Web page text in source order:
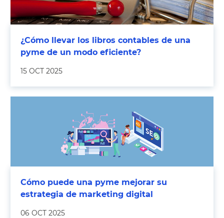
¿Cómo llevar los libros contables de una
pyme de un modo eficiente?
15 OCT 2025
Cómo puede una pyme mejorar su
estrategia de marketing digital
06 OCT 2025